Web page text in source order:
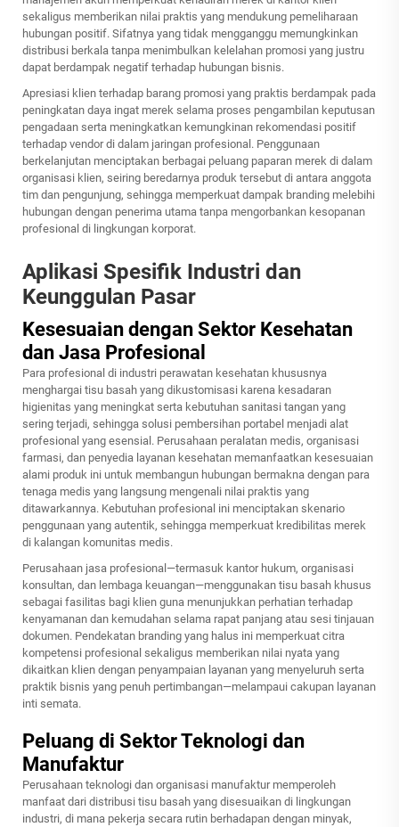
sekaligus memberikan nilai praktis yang mendukung pemeliharaan
hubungan positif. Sifatnya yang tidak mengganggu memungkinkan
distribusi berkala tanpa menimbulkan kelelahan promosi yang justru
dapat berdampak negatif terhadap hubungan bisnis.
Apresiasi klien terhadap barang promosi yang praktis berdampak pada
peningkatan daya ingat merek selama proses pengambilan keputusan
pengadaan serta meningkatkan kemungkinan rekomendasi positif
terhadap vendor di dalam jaringan profesional. Penggunaan
berkelanjutan menciptakan berbagai peluang paparan merek di dalam
organisasi klien, seiring beredarnya produk tersebut di antara anggota
tim dan pengunjung, sehingga memperkuat dampak branding melebihi
hubungan dengan penerima utama tanpa mengorbankan kesopanan
profesional di lingkungan korporat.
Aplikasi Spesifik Industri dan
Keunggulan Pasar
Kesesuaian dengan Sektor Kesehatan
dan Jasa Profesional
Para profesional di industri perawatan kesehatan khususnya
menghargai tisu basah yang dikustomisasi karena kesadaran
higienitas yang meningkat serta kebutuhan sanitasi tangan yang
sering terjadi, sehingga solusi pembersihan portabel menjadi alat
profesional yang esensial. Perusahaan peralatan medis, organisasi
farmasi, dan penyedia layanan kesehatan memanfaatkan kesesuaian
alami produk ini untuk membangun hubungan bermakna dengan para
tenaga medis yang langsung mengenali nilai praktis yang
ditawarkannya. Kebutuhan profesional ini menciptakan skenario
penggunaan yang autentik, sehingga memperkuat kredibilitas merek
di kalangan komunitas medis.
Perusahaan jasa profesional—termasuk kantor hukum, organisasi
konsultan, dan lembaga keuangan—menggunakan tisu basah khusus
sebagai fasilitas bagi klien guna menunjukkan perhatian terhadap
kenyamanan dan kemudahan selama rapat panjang atau sesi tinjauan
dokumen. Pendekatan branding yang halus ini memperkuat citra
kompetensi profesional sekaligus memberikan nilai nyata yang
dikaitkan klien dengan penyampaian layanan yang menyeluruh serta
praktik bisnis yang penuh pertimbangan—melampaui cakupan layanan
inti semata.
Peluang di Sektor Teknologi dan
Manufaktur
Perusahaan teknologi dan organisasi manufaktur memperoleh
manfaat dari distribusi tisu basah yang disesuaikan di lingkungan
industri, di mana pekerja secara rutin berhadapan dengan minyak,